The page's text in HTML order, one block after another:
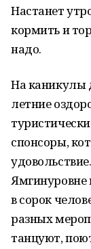
Настанет
кормить и
надо.
На каникулы
летние
спонсоры,
Ямгинуровне
в сорок
разных
танцуют,